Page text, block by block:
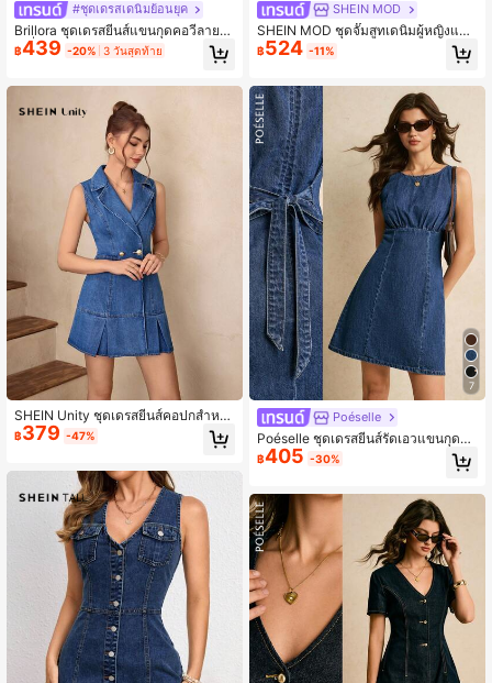
#ชุดเดรสเดนิมย้อนยุค
Brillora ชุดเดรสยีนส์แขนกุดคอวีลายเช
อร์รี่สำหรับผู้หญิง ชุดเดรสฤดูร้อน ชุดเด
รสฤดูใบไม้ผลิสำหรับผู้หญิง ชุดเดรสอีสเ
เดรสปาร์ตี้สำหรับผู้หญิง ชุดเดรสชายห
าด ชุดชายหาดสำหรับผู้หญิง ชุดเดรสห
รูหราสำหรับผู้หญิง ชุดเดรสลำลองสำหรั
บผู้หญิง ชุดเดรสลำลองสำหรับผู้หญิง ชุ
ดวันหยุดสำหรับผู้หญิง ชุดวันหยุดฤดูร้อ
น ชุดเดรสวันหยุด ชุดคอนเสิร์ตคันทรี่ ชุ
ดคันทรี่สำหรับผู้หญิง ชุดเดรสสีน้ำเงิน
สำหรับผู้หญิง ชุดเดรสสั้นแขนกุดคอวีปั
กลายเชอร์รี่เดนิมสำหรับผู้หญิงสุดเก๋
฿439 -20% 3 วันสุดท้าย
SHEIN Unity ชุดเดรสยีนส์คอปกสำหรั
บผู้หญิง, เหมาะสำหรับออกเดท, ใส่ในชี
วิตประจำวัน
฿379 -47%
SHEIN MOD
SHEIN MOD ชุดจั๊มสูทเดนิมผู้หญิงแบบ
กระดุมแถวเดียว มีกระเป๋า ลำลอง แขน
กุด
฿524 -11%
7
Poéselle
Poéselle ชุดเดรสยีนส์รัดเอวแขนกุดสำ
หรับผู้หญิง, ชุดลำลองสำหรับวันหยุดแล
ะการเดินทางสำหรับฤดูร้อน
฿405 -30%